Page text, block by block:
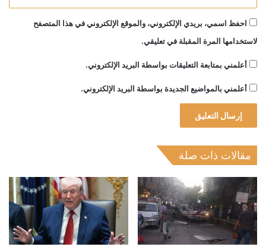
احفظ اسمي، بريدي الإلكتروني، والموقع الإلكتروني في هذا المتصفح
لاستخدامها المرة المقبلة في تعليقي.
أعلمني بمتابعة التعليقات بواسطة البريد الإلكتروني.
أعلمني بالمواضيع الجديدة بواسطة البريد الإلكتروني.
مقالات ذات صلة